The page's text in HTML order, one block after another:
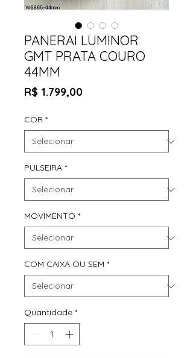
PANERAI LUMINOR
GMT PRATA COURO
44MM
R$ 1.799,00Preço
COR *
PULSEIRA *
MOVIMENTO *
COM CAIXA OU SEM *
Quantidade *